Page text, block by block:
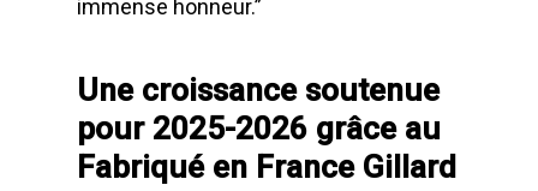
immense honneur.”
Une croissance soutenue
pour 2025-2026 grâce au
Fabriqué en France Gillard